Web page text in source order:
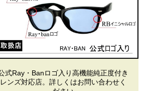
式Ray・Banロゴ入り高機能純正度付き
レンズ対応店。詳しくはお問い合わせく